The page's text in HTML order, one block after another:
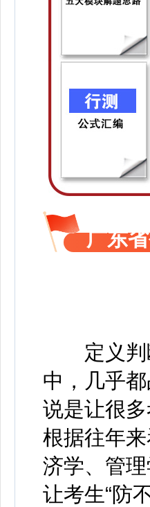
广东
定义判断
中，几乎
说是让很
根据往年
济学、管
让考生“防